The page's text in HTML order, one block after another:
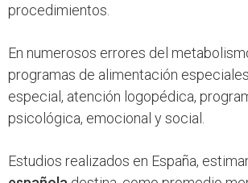
procedimientos.
En numerosos errores del
programas de alimentación
especial, atención logopédica,
psicológica, emocional y social.
Estudios realizados en España,